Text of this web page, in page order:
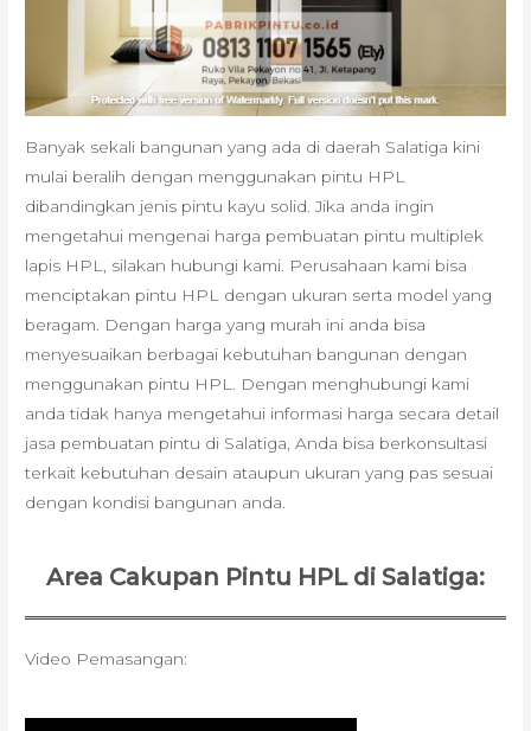
Banyak sekali bangunan yang ada di daerah Salatiga kini
mulai beralih dengan menggunakan pintu HPL
dibandingkan jenis pintu kayu solid. Jika anda ingin
mengetahui mengenai harga pembuatan pintu multiplek
lapis HPL, silakan hubungi kami. Perusahaan kami bisa
menciptakan pintu HPL dengan ukuran serta model yang
beragam. Dengan harga yang murah ini anda bisa
menyesuaikan berbagai kebutuhan bangunan dengan
menggunakan pintu HPL. Dengan menghubungi kami
anda tidak hanya mengetahui informasi harga secara detail
jasa pembuatan pintu di Salatiga, Anda bisa berkonsultasi
terkait kebutuhan desain ataupun ukuran yang pas sesuai
dengan kondisi bangunan anda.
Area Cakupan Pintu HPL di Salatiga:
Video Pemasangan: